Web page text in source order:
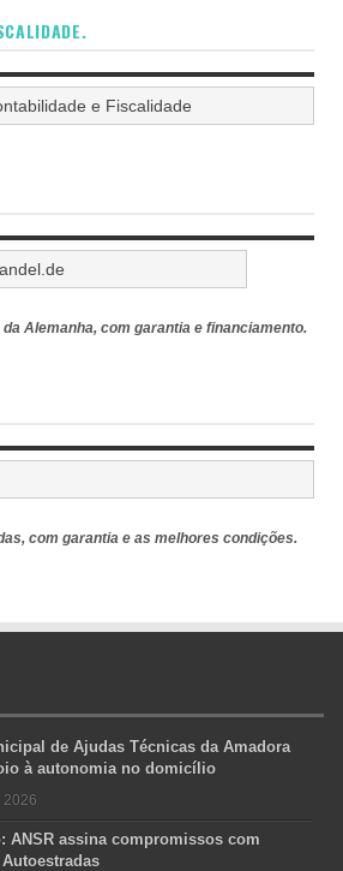
Alemanha, com garantia e financiamento.
com garantia e as melhores condições.
de Ajudas Técnicas da Amadora
à autonomia no domicílio
2026
ANSR assina compromissos com